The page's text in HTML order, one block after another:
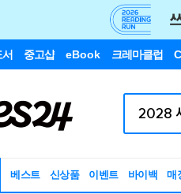
중고샵 eBook 크레마클럽
베스트 신상품 이벤트 바이백 매